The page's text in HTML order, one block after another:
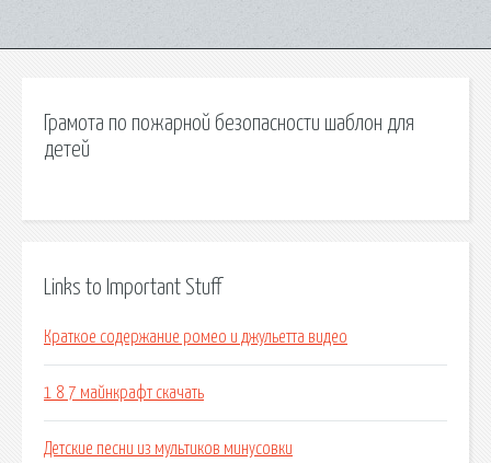
Грамота по пожарной безопасности шаблон для
детей
Links to Important Stuff
Краткое содержание ромео и джульетта видео
1 8 7 майнкрафт скачать
Детские песни из мультиков минусовки